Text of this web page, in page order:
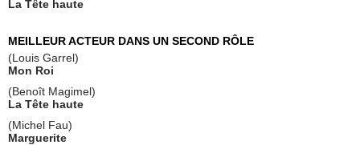
La Tête haute
MEILLEUR ACTEUR DANS UN SECOND RÔLE
(Louis Garrel)
Mon Roi
(Benoît Magimel)
La Tête haute
(Michel Fau)
Marguerite